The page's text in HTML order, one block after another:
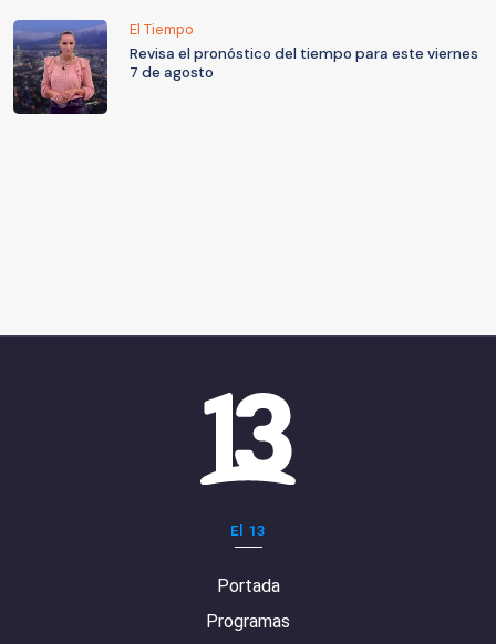
El Tiempo
Revisa el pronóstico del tiempo para este viernes
7 de agosto
El 13
Portada
Programas